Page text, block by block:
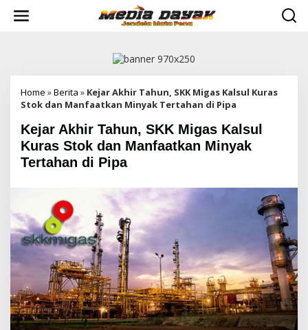
Home »Berita » Kejar Akhir Tahun, SKK Migas Kalsul Kuras
Stok dan Manfaatkan Minyak Tertahan di Pipa
Kejar Akhir Tahun, SKK Migas Kalsul
Kuras Stok dan Manfaatkan Minyak
Tertahan di Pipa